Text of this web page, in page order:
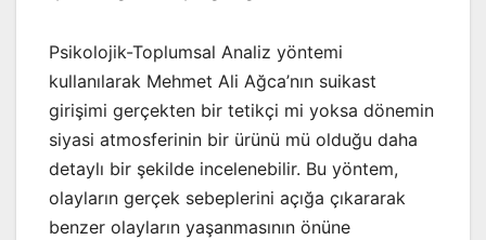
Psikolojik-Toplumsal Analiz yöntemi
kullanılarak Mehmet Ali Ağca’nın suikast
girişimi gerçekten bir tetikçi mi yoksa dönemin
siyasi atmosferinin bir ürünü mü olduğu daha
detaylı bir şekilde incelenebilir. Bu yöntem,
olayların gerçek sebeplerini açığa çıkararak
benzer olayların yaşanmasının önüne